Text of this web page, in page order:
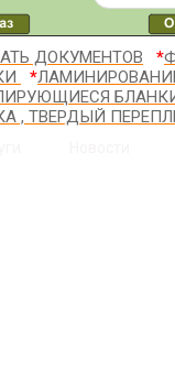
ДОКУМЕНТОВ *
*
, ТВЕРДЫЙ